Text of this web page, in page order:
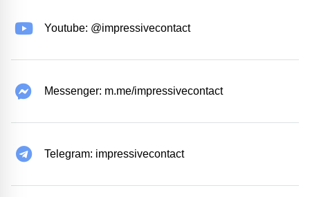
Youtube: @impressivecontact
Messenger: m.me/impressivecontact
Telegram: impressivecontact